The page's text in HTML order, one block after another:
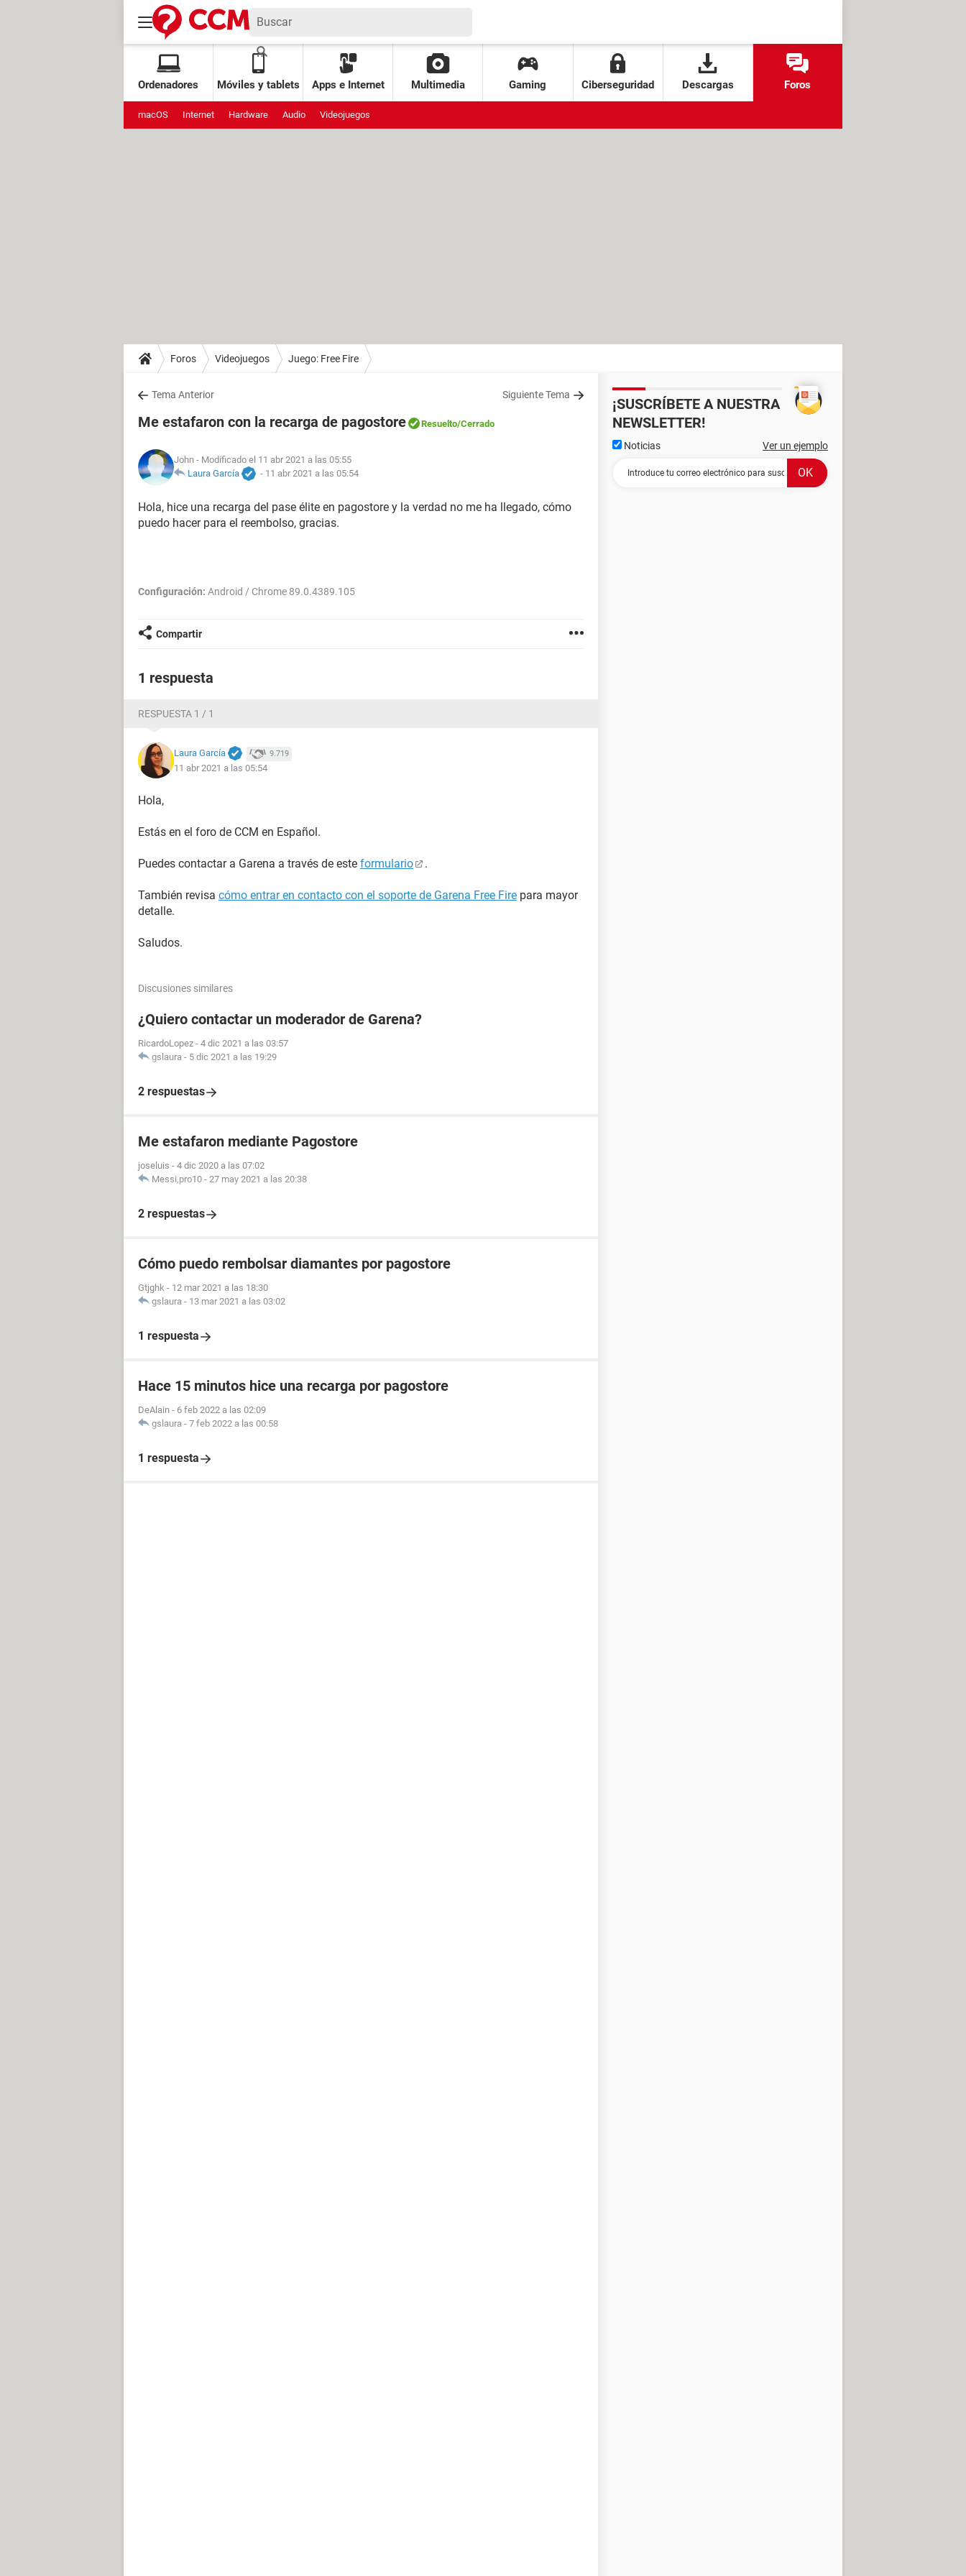
Ordenadores Móviles y tablets Apps e Internet Multimedia Gaming Ciberseguridad Descargas Foros
macOS Internet Hardware Audio Videojuegos
Foros Videojuegos Juego: Free Fire
Tema Anterior Siguiente Tema
Me estafaron con la recarga de pagostore Resuelto/Cerrado
John - Modificado el 11 abr 2021 a las 05:55
Laura García
- 11 abr 2021 a las 05:54
Hola, hice una recarga del pase élite en pagostore y la verdad no me ha llegado, cómo
puedo hacer para el reembolso, gracias.
Configuración: Android / Chrome 89.0.4389.105
Compartir
1 respuesta
RESPUESTA 1 / 1
Laura García 9.719
11 abr 2021 a las 05:54
Hola,
Estás en el foro de CCM en Español.
Puedes contactar a Garena a través de este formulario .
También revisa cómo entrar en contacto con el soporte de Garena Free Fire para mayor
detalle.
Saludos.
Discusiones similares
¿Quiero contactar un moderador de Garena?
RicardoLopez - 4 dic 2021 a las 03:57
gslaura - 5 dic 2021 a las 19:29
2 respuestas
Me estafaron mediante Pagostore
joseluis - 4 dic 2020 a las 07:02
Messi,pro10 - 27 may 2021 a las 20:38
2 respuestas
Cómo puedo rembolsar diamantes por pagostore
Gtjghk - 12 mar 2021 a las 18:30
gslaura - 13 mar 2021 a las 03:02
1 respuesta
Hace 15 minutos hice una recarga por pagostore
DeAlain - 6 feb 2022 a las 02:09
gslaura - 7 feb 2022 a las 00:58
1 respuesta
¡SUSCRÍBETE A NUESTRA
NEWSLETTER!
Noticias Ver un ejemplo